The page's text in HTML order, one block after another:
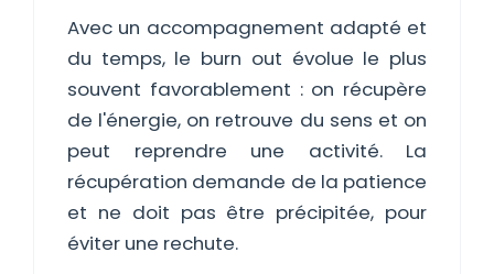
Avec un accompagnement adapté et
du temps, le burn out évolue le plus
souvent favorablement : on récupère
de l'énergie, on retrouve du sens et on
peut reprendre une activité. La
récupération demande de la patience
et ne doit pas être précipitée, pour
éviter une rechute.